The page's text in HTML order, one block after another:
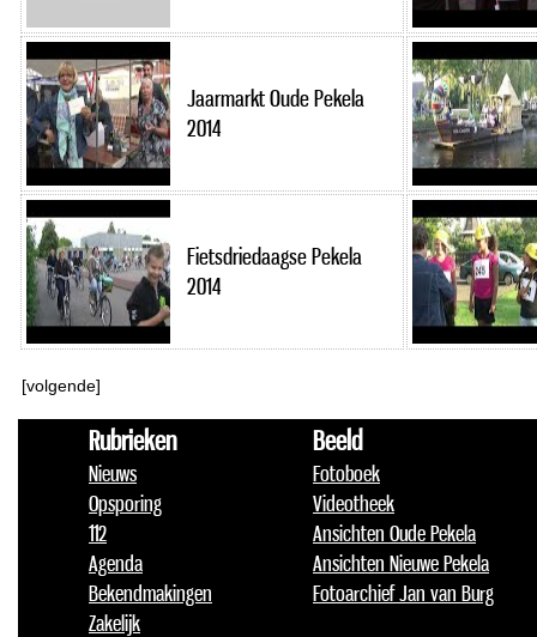
Jaarmarkt Oude Pekela
2014
Fietsdriedaagse Pekela
2014
[volgende]
Rubrieken
Nieuws
Opsporing
112
Agenda
Bekendmakingen
Zakelijk
Beeld
Fotoboek
Videotheek
Ansichten Oude Pekela
Ansichten Nieuwe Pekela
Fotoarchief Jan van Burg